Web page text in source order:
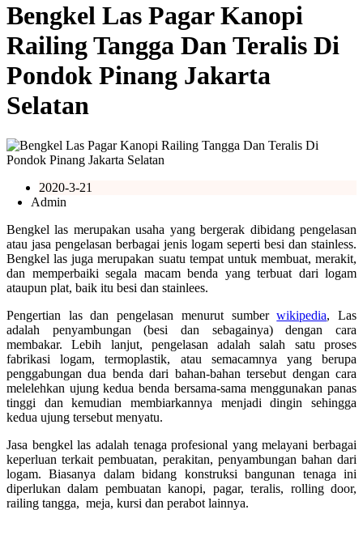
Bengkel Las Pagar Kanopi
Railing Tangga Dan Teralis Di
Pondok Pinang Jakarta
Selatan
2020-3-21
Admin
Bengkel las merupakan usaha yang bergerak dibidang pengelasan
atau jasa pengelasan berbagai jenis logam seperti besi dan stainless.
Bengkel las juga merupakan suatu tempat untuk membuat, merakit,
dan memperbaiki segala macam benda yang terbuat dari logam
ataupun plat, baik itu besi dan stainlees.
Pengertian las dan pengelasan menurut sumberwikipedia, Las
adalah penyambungan (besi dan sebagainya) dengan cara
membakar. Lebih lanjut, pengelasan adalah salah satu proses
fabrikasi logam, termoplastik, atau semacamnya yang berupa
penggabungan dua benda dari bahan-bahan tersebut dengan cara
melelehkan ujung kedua benda bersama-sama menggunakan panas
tinggi dan kemudian membiarkannya menjadi dingin sehingga
kedua ujung tersebut menyatu.
Jasa bengkel las adalah tenaga profesional yang melayani berbagai
keperluan terkait pembuatan, perakitan, penyambungan bahan dari
logam. Biasanya dalam bidang konstruksi bangunan tenaga ini
diperlukan dalam pembuatan kanopi, pagar, teralis, rolling door,
railing tangga, meja, kursi dan perabot lainnya.